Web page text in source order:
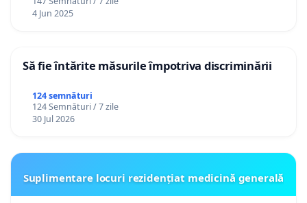
4 Jun 2025
Să fie întărite măsurile împotriva discriminării
124 semnături
124 Semnături / 7 zile
30 Jul 2026
Suplimentare locuri rezidențiat medicină generală